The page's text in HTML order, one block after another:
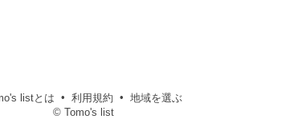
listとは 利用規約
地域を選ぶ
© Tomo's list